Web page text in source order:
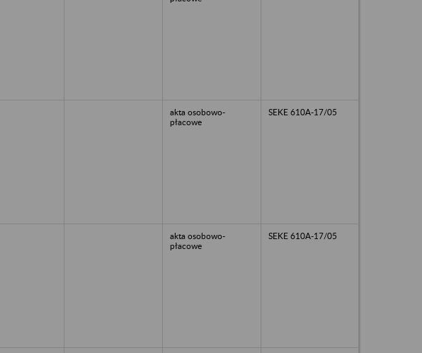
akta osobowo-
płacowe
SEKE 610A-17/05
akta osobowo-
płacowe
SEKE 610A-17/05